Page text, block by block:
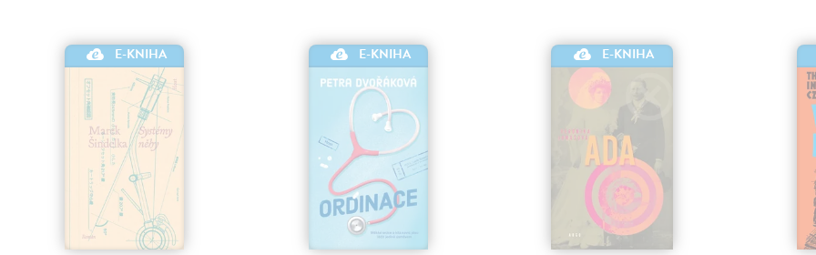
E-KNIHA E-KNIHA E-KNIHA